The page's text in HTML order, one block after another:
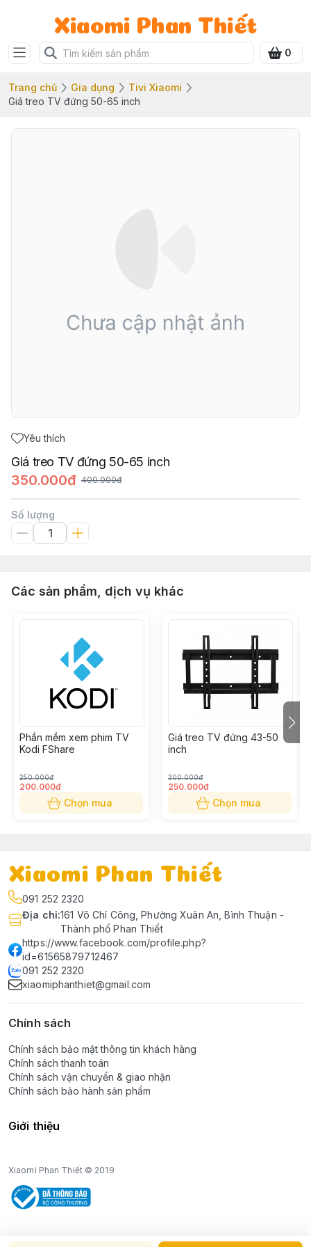
Xiaomi Phan Thiết
0
Trang chủ Gia dụng
Tivi Xiaomi
Giá treo TV đứng 50-65 inch
Yêu thích
Giá treo TV đứng 50-65 inch
350.000đ 400.000đ
Số lượng
Các sản phẩm, dịch vụ khác
Phần mềm xem phim TV
Kodi FShare
250.000đ
200.000đ
Chọn mua
Giá treo TV đứng 43-50
inch
300.000đ
250.000đ
Chọn mua
Xiaomi Phan Thiết
091 252 2320
Địa chỉ:161 Võ Chí Công, Phường Xuân An, Bình Thuận -
Thành phố Phan Thiết
https://www.facebook.com/profile.php?
id=61565879712467
091 252 2320
xiaomiphanthiet@gmail.com
Chính sách
Chính sách bảo mật thông tin khách hàng
Chính sách thanh toán
Chính sách vận chuyển & giao nhận
Chính sách bảo hành sản phẩm
Giới thiệu
Xiaomi Phan Thiết © 2019